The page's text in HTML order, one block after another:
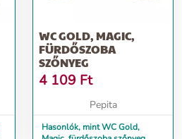
WC GOLD, MAGIC,
FÜRDŐSZOBA
SZŐNYEG
4 109 Ft
Pepita
Hasonlók, mint WC Gold,